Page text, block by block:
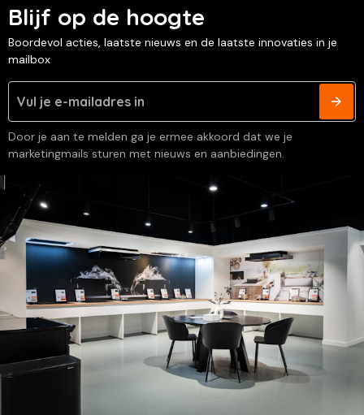
Blijf op de hoogte
Boordevol acties, laatste nieuws en de laatste innovaties in je
mailbox
Door je aan te melden ga je ermee akkoord dat we je
marketingmails sturen met nieuws en aanbiedingen.